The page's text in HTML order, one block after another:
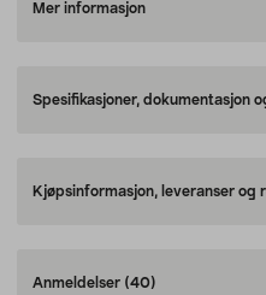
Mer informasjon
Spesifikasjoner, dokumentasjon
Kjøpsinformasjon, leveranser og
Anmeldelser (40)